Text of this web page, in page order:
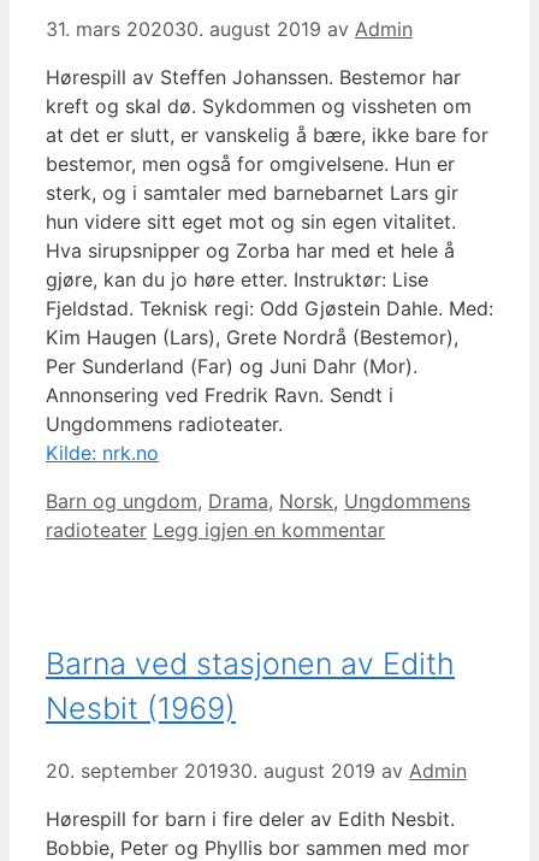
31. mars 202030. august 2019 av Admin
Hørespill av Steffen Johanssen. Bestemor har
kreft og skal dø. Sykdommen og vissheten om
at det er slutt, er vanskelig å bære, ikke bare for
bestemor, men også for omgivelsene. Hun er
sterk, og i samtaler med barnebarnet Lars gir
hun videre sitt eget mot og sin egen vitalitet.
Hva sirupsnipper og Zorba har med et hele å
gjøre, kan du jo høre etter. Instruktør: Lise
Fjeldstad. Teknisk regi: Odd Gjøstein Dahle. Med:
Kim Haugen (Lars), Grete Nordrå (Bestemor),
Per Sunderland (Far) og Juni Dahr (Mor).
Annonsering ved Fredrik Ravn. Sendt i
Ungdommens radioteater.
Kilde: nrk.no
Kategorier
Barn og ungdom, Drama, Norsk, Ungdommens
radioteater Legg igjen en kommentar
Barna ved stasjonen av Edith
Nesbit (1969)
20. september 201930. august 2019 av Admin
Hørespill for barn i fire deler av Edith Nesbit.
Bobbie, Peter og Phyllis bor sammen med mor